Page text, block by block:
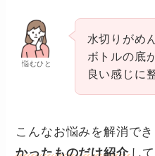
悩むひと
水切りがめ
ボトルの底
良い感じに
こんなお悩みを解消でき
かったものだけ紹介し